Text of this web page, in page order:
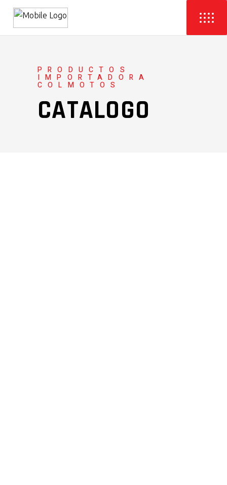
PRODUCTOS
IMPORTADORA
COLMOTOS
CATALOGO